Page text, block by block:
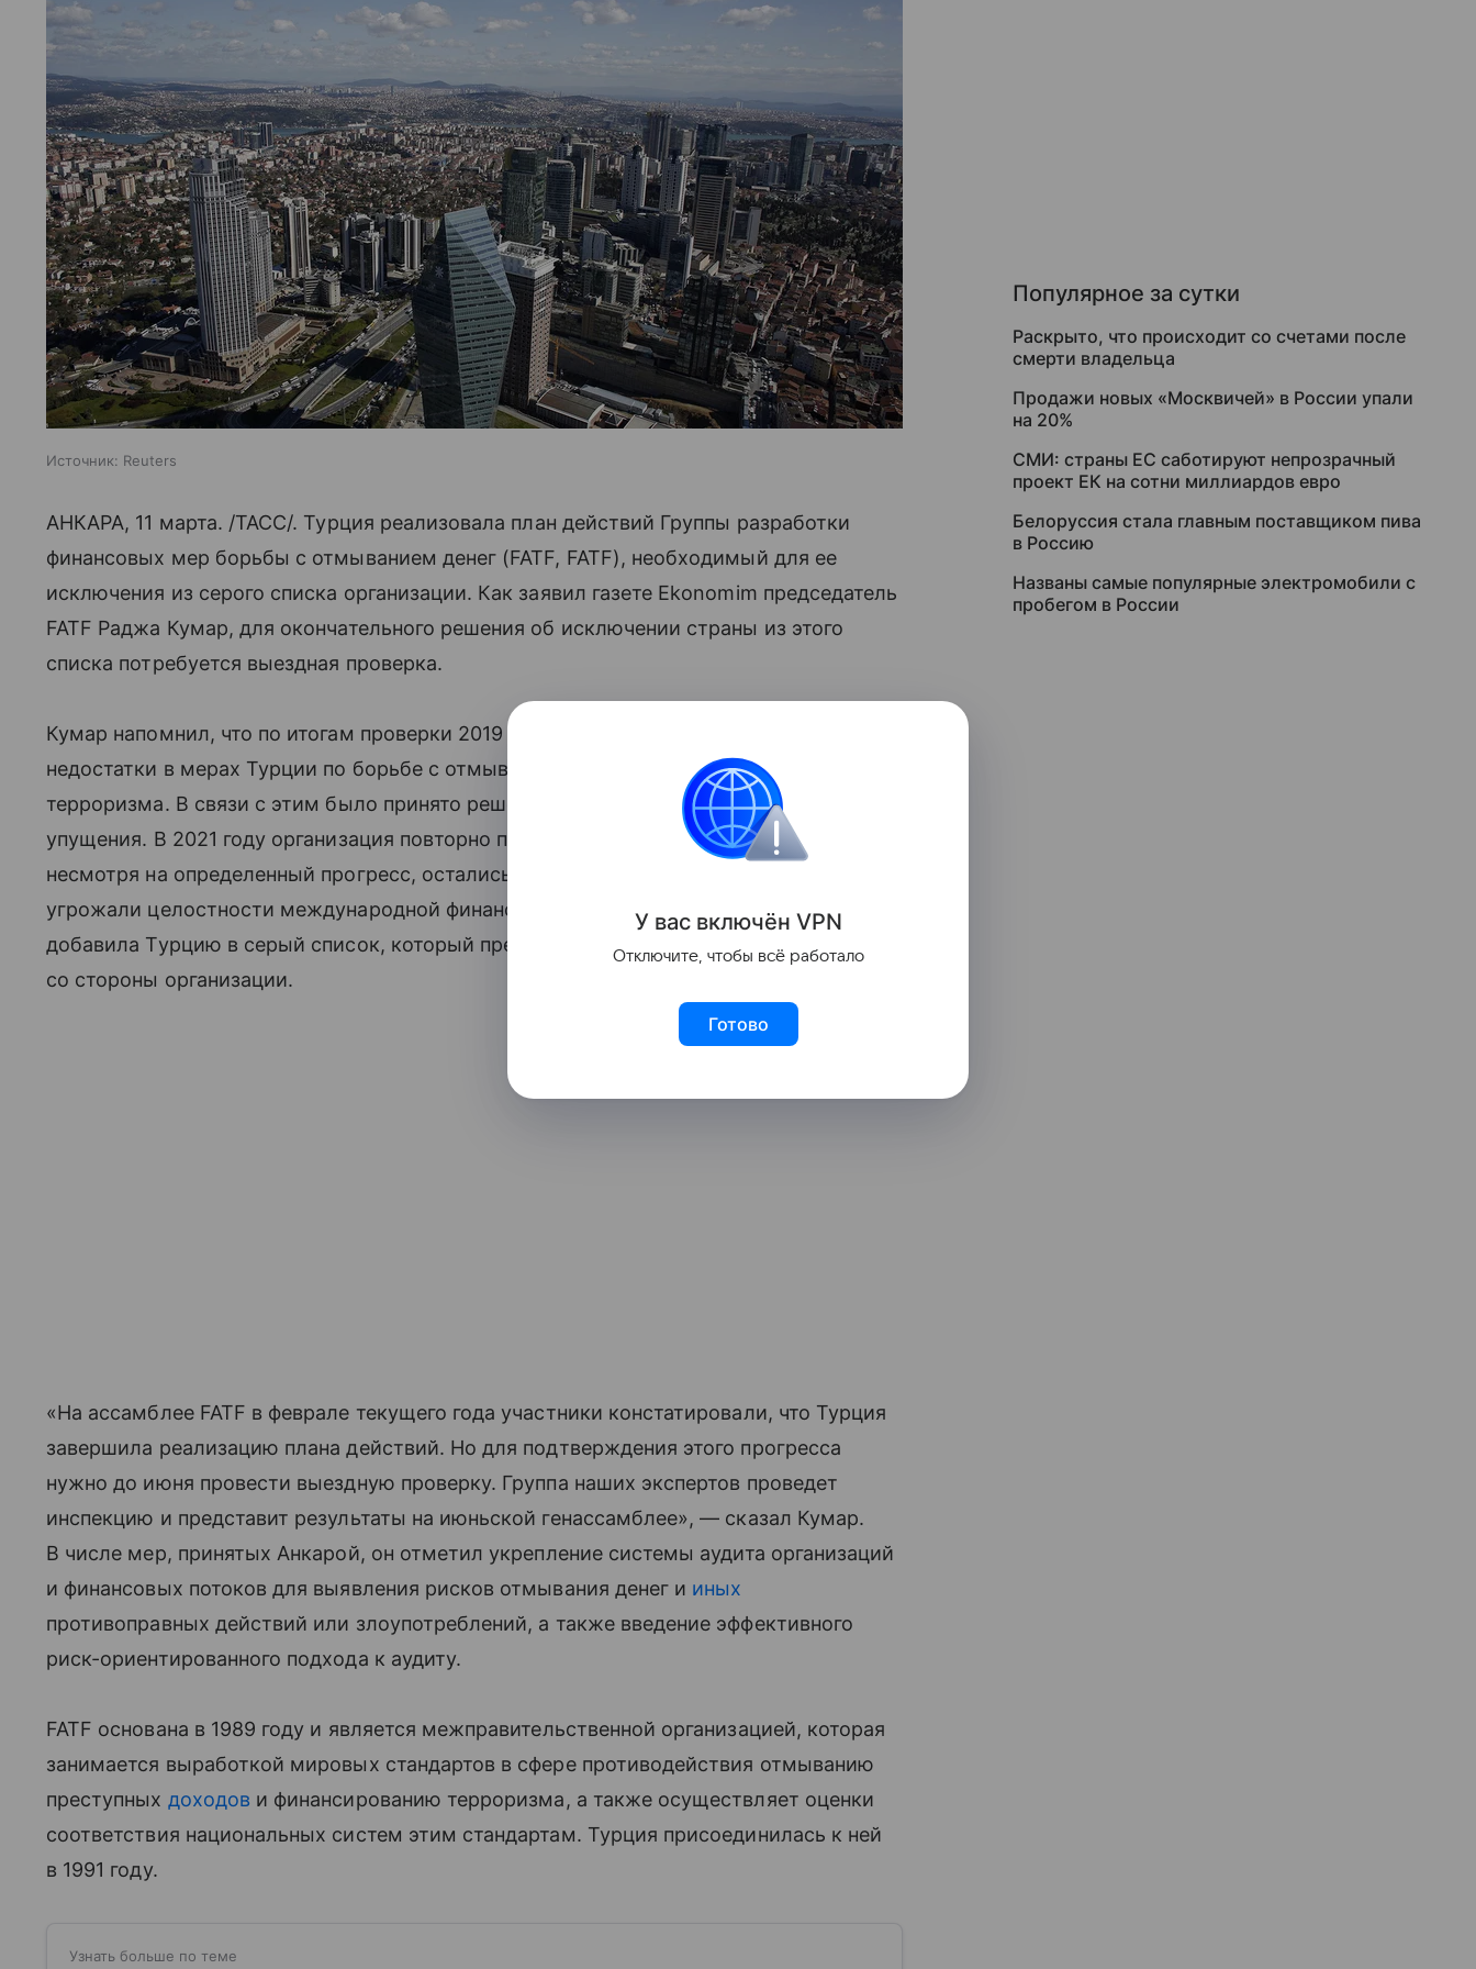
Источник: Reuters
АНКАРА, 11 марта. /ТАСС/. Турция реализовала план действий Группы разработки
финансовых мер борьбы с отмыванием денег (FATF, FATF), необходимый для ее
исключения из серого списка организации. Как заявил газете Ekonomim председатель
FATF Раджа Кумар, для окончательного решения об исключении страны из этого
списка потребуется выездная проверка.
Кумар напомнил, что по итогам проверки 2019 года FATF выявила существенные
недостатки в мерах Турции по борьбе с отмыванием денег и финансированием
терроризма. В связи с этим было принято решение дать Анкаре время исправить
упущения. В 2021 году организация повторно провела инспекцию, но выявила, что,
несмотря на определенный прогресс, остались серьезные недостатки, которые
угрожали целостности международной финансовой системы. Тогда же FATF
добавила Турцию в серый список, который предполагает усиленный мониторинг
со стороны организации.
«На ассамблее FATF в феврале текущего года участники констатировали, что Турция
завершила реализацию плана действий. Но для подтверждения этого прогресса
нужно до июня провести выездную проверку. Группа наших экспертов проведет
инспекцию и представит результаты на июньской генассамблее», — сказал Кумар.
В числе мер, принятых Анкарой, он отметил укрепление системы аудита организаций
и финансовых потоков для выявления рисков отмывания денег и иных
противоправных действий или злоупотреблений, а также введение эффективного
риск-ориентированного подхода к аудиту.
FATF основана в 1989 году и является межправительственной организацией, которая
занимается выработкой мировых стандартов в сфере противодействия отмыванию
преступных доходов и финансированию терроризма, а также осуществляет оценки
соответствия национальных систем этим стандартам. Турция присоединилась к ней
в 1991 году.
Узнать больше по теме
Популярное за сутки
Раскрыто, что происходит со счетами после
смерти владельца
Продажи новых «Москвичей» в России упали
на 20%
СМИ: страны ЕС саботируют непрозрачный
проект ЕК на сотни миллиардов евро
Белоруссия стала главным поставщиком пива
в Россию
Названы самые популярные электромобили с
пробегом в России
У вас включён VPN
Отключите, чтобы всё работало
Готово